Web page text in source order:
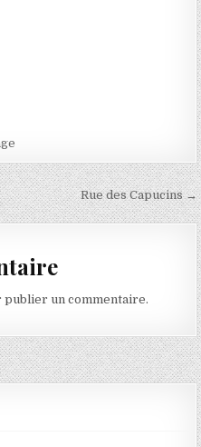
Rue des Capucins →
publier un commentaire.